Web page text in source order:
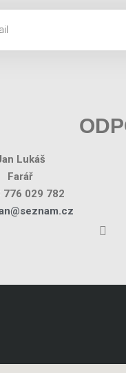
Lukáš
Farář
776 029 782